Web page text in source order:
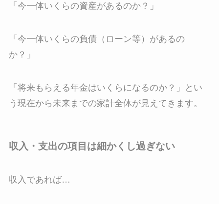
「今一体いくらの資産があるのか？」
「今一体いくらの負債（ローン等）があるの
か？」
「将来もらえる年金はいくらになるのか？」とい
う現在から未来までの家計全体が見えてきます。
収入・支出の項目は細かくし過ぎない
収入であれば…